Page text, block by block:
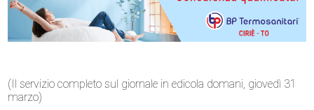
(Il servizio completo sul giornale in edicola domani, giovedì 31
marzo)